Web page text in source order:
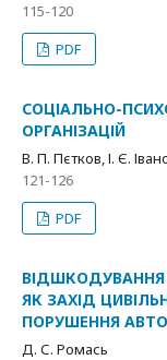
115-120
PDF
СОЦІАЛЬНО-
ОРГАНІЗАЦІЙ
В. П. Пєтков, І. Є.
121-126
PDF
ЯК ЗАХІД
ПОРУШЕННЯ
Д. С. Ромась